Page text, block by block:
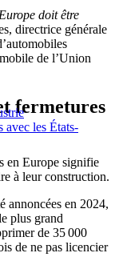
doit être
directrice générale
de l’Union
avec les États-
fermetures
en Europe signifie
à leur construction.
annoncées en 2024,
plus grand
de 35 000
de ne pas licencier